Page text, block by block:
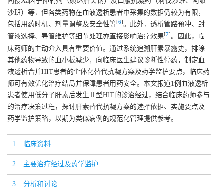
沙班）等，但各类药物在血液透析患者中采集的数据仍较为有限，
包括用药时机、剂量调整及安全性等[6]。此外，透析管路预冲、封
管液选择、导管维护等细节处理亦直接影响治疗效果[7]。因此，临
床药师的主动介入具有重要价值。通过系统追溯肝素暴露史，排除
其他药物导致的血小板减少，向临床医生建议诊断性停药，制定血
液透析合并HIT患者的个体化替代抗凝方案及药学监护要点，临床药
师可有效优化治疗结局并保障患者用药安全。本文报道1例血液透析
患者使用低分子肝素后发生Ⅱ型HIT的诊治经过，结合临床药师参与
的治疗决策过程，探讨肝素替代抗凝方案的选择依据、实施要点及
药学监护策略，以期为类似病例的规范化管理提供参考。
1. 临床资料
2. 主要治疗经过及药学监护
3. 分析和讨论